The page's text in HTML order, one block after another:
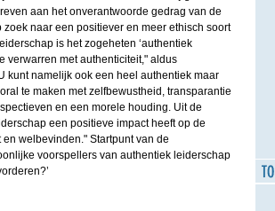
aan het onverantwoorde gedrag van de
naar een positiever en meer ethisch soort
is het zogeheten ‘authentiek
verwarren met authenticiteit," aldus
kunt namelijk ook een heel authentiek maar
te maken met zelfbewustheid, transparantie
en een morele houding. Uit de
een positieve impact heeft op de
welbevinden." Startpunt van de
voorspellers van authentiek leiderschap